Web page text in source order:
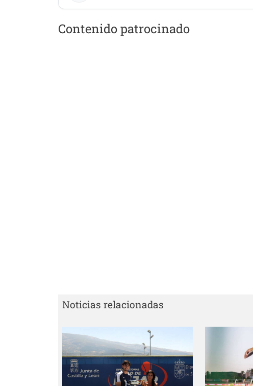
Contenido patrocinado
Noticias relacionadas